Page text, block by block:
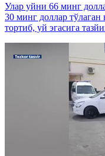
Улар уйни 66 минг
30 минг доллар
тортиб, уй эгасига